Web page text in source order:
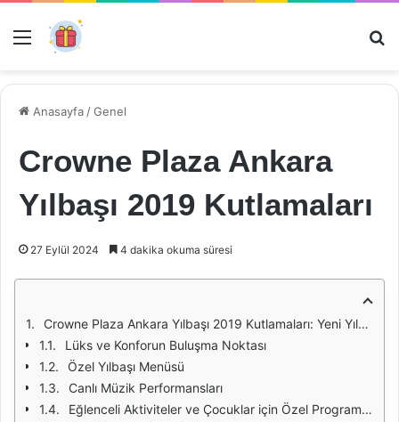
Menü
Anasayfa /Genel
Crowne Plaza Ankara
Yılbaşı 2019 Kutlamaları
27 Eylül 2024 4 dakika okuma süresi
Crowne Plaza Ankara Yılbaşı 2019 Kutlamaları: Yeni Yıla Merhaba!
Lüks ve Konforun Buluşma Noktası
Özel Yılbaşı Menüsü
Canlı Müzik Performansları
Eğlenceli Aktiviteler ve Çocuklar için Özel Programlar